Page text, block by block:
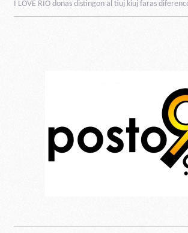
I LOVE RIO donas distingon al tiuj kiuj faras